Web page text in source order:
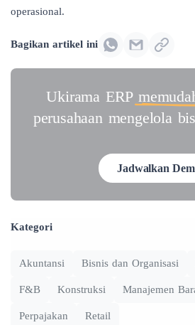
operasional.
Bagikan artikel ini
Ukirama ERP
perusahaan mengelola
Jadwalkan
Kategori
Akuntansi Bisnis dan Organisasi
F&B Konstruksi Manajemen
Perpajakan Retail